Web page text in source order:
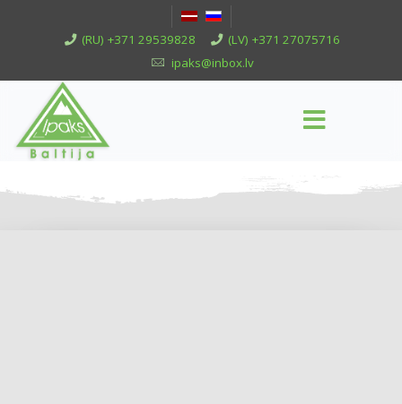
(RU) +371 29539828
(LV) +371 27075716
ipaks@inbox.lv